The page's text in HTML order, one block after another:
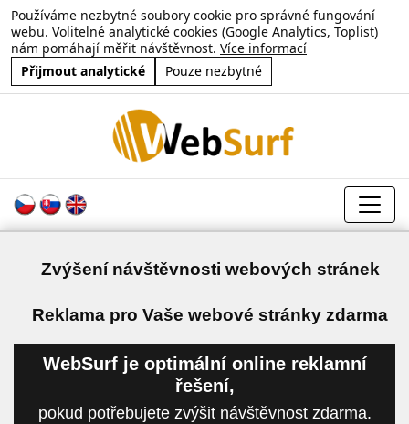
Používáme nezbytné soubory cookie pro správné fungování
webu. Volitelné analytické cookies (Google Analytics, Toplist)
nám pomáhají měřit návštěvnost. Více informací
Přijmout analytické
Pouze nezbytné
Zvýšení návštěvnosti webových stránek
Reklama pro Vaše webové stránky zdarma
WebSurf je optimální online reklamní
řešení,
pokud potřebujete zvýšit návštěvnost zdarma.